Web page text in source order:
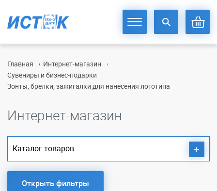
Главная
Интернет-магазин
Сувениры и бизнес-подарки
Зонты, брелки, зажигалки для нанесения логотипа
Интернет-магазин
Каталог товаров
Открыть фильтры